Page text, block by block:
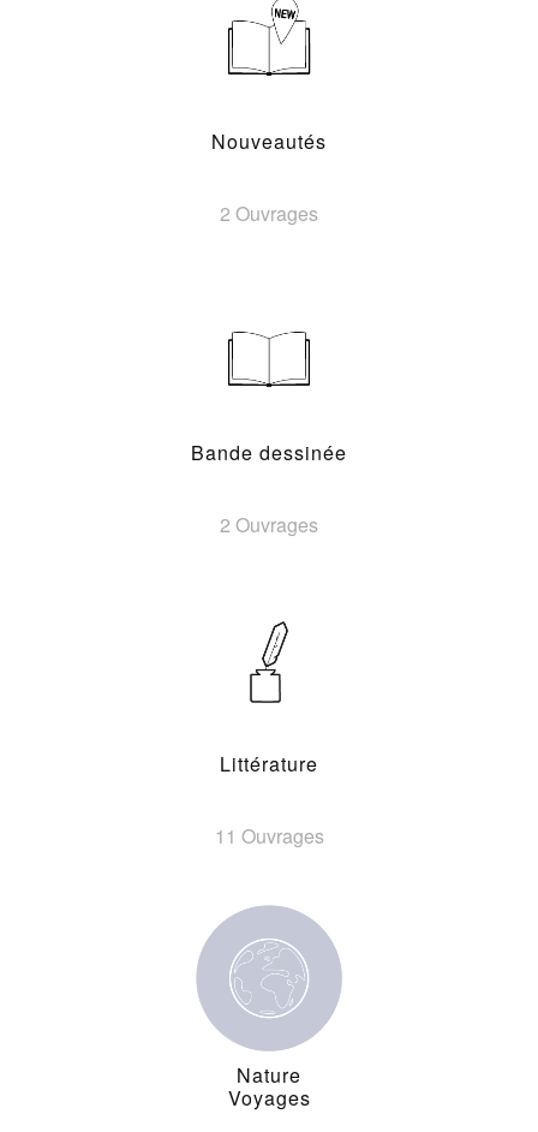
Nouveautés
2 Ouvrages
Bande dessinée
2 Ouvrages
Littérature
11 Ouvrages
Nature
Voyages